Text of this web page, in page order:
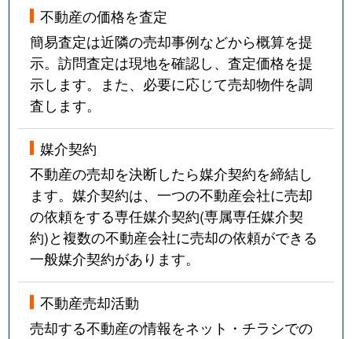
不動産の価格を査定
簡易査定は近隣の売却事例などから概算を提
示。訪問査定は現地を確認し、査定価格を提
示します。また、必要に応じて売却物件を調
査します。
媒介契約
不動産の売却を決断したら媒介契約を締結し
ます。媒介契約は、一つの不動産会社に売却
の依頼をする専任媒介契約(専属専任媒介契
約)と複数の不動産会社に売却の依頼ができる
一般媒介契約があります。
不動産売却活動
売却する不動産の情報をネット・チラシでの